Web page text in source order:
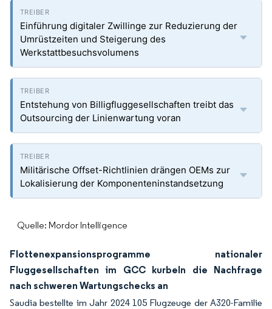
Einführung digitaler Zwillinge zur Reduzierung der
Umrüstzeiten und Steigerung des
Werkstattbesuchsvolumens
Entstehung von Billigfluggesellschaften treibt das
Outsourcing der Linienwartung voran
Militärische Offset-Richtlinien drängen OEMs zur
Lokalisierung der Komponenteninstandsetzung
Quelle: Mordor Intelligence
Flottenexpansionsprogramme nationaler
Fluggesellschaften im GCC kurbeln die Nachfrage
nach schweren Wartungschecks an
Saudia bestellte im Jahr 2024 105 Flugzeuge der A320-Familie